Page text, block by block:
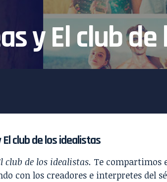
y El club
club de los idealistas
club de los idealistas. Te compartimos
con los creadores e interpretes del